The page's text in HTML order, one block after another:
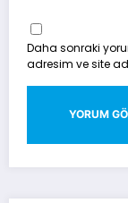
Daha sonraki
adresim ve site